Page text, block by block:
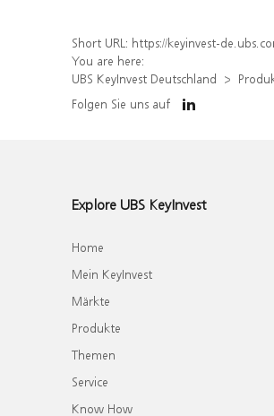
Short URL: https://keyinvest-de.ubs.com/produkt/detail/index/isin/
You are here:
UBS KeyInvest Deutschland
Folgen Sie uns auf
Explore UBS KeyInvest
Home
Mein KeyInvest
Märkte
Produkte
Themen
Service
Know How